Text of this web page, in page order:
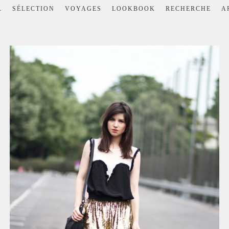
SÉLECTION VOYAGES LOOKBOOK RECHERCHE